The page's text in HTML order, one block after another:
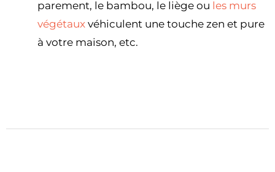
parement, le bambou, le liège ou les murs
végétaux véhiculent une touche zen et pure
à votre maison, etc.